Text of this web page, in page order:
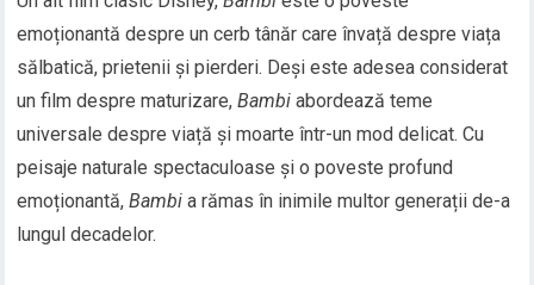
emoționantă despre un cerb tânăr care învață despre viața
sălbatică, prietenii și pierderi. Deși este adesea considerat
un film despre maturizare,Bambi abordează teme
universale despre viață și moarte într-un mod delicat. Cu
peisaje naturale spectaculoase și o poveste profund
emoționantă,Bambi a rămas în inimile multor generații de-a
lungul decadelor.